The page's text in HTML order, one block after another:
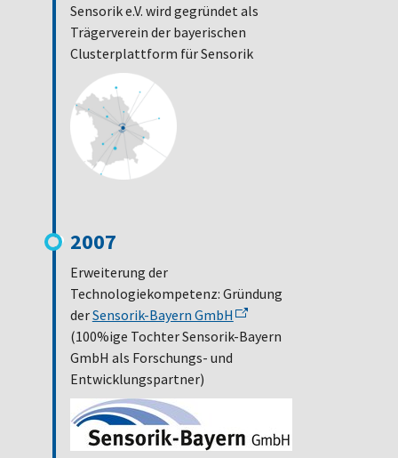
Sensorik e.V. wird gegründet als
Trägerverein der bayerischen
Clusterplattform für Sensorik
2007
Erweiterung der
Technologiekompetenz: Gründung
derSensorik-Bayern GmbH
(100%ige Tochter Sensorik-Bayern
GmbH als Forschungs- und
Entwicklungspartner)